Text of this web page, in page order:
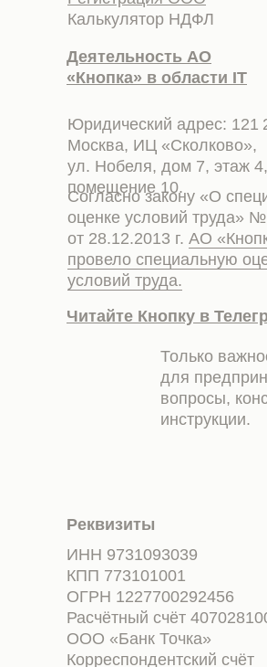
Калькулятор НДФЛ
Деятельность АО
«Кнопка» в области IT
Юридический адрес: 121
Москва, ИЦ «Сколково»,
ул. Нобеля, дом 7, этаж 4,
помещение 10.
Согласно закону «О
оценке условий труда»
от 28.12.2013 г. АО
провело специальную
условий труда.
Читайте Кнопку в
Только
для
вопросы,
инструкции.
Реквизиты
ИНН 9731093039
КПП 773101001
ОГРН 1227700292456
Расчётный счёт
ООО «Банк Точка»
Корреспондентский счёт